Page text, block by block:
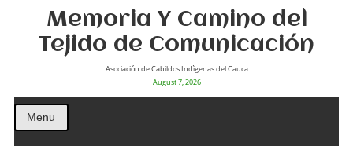
Memoria Y Camino del
Tejido de Comunicación
Asociación de Cabildos Indìgenas del Cauca
August 7, 2026
Menu